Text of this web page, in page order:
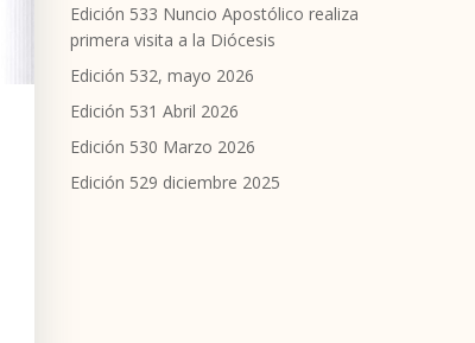
Edición 533 Nuncio Apostólico realiza
primera visita a la Diócesis
Edición 532, mayo 2026
Edición 531 Abril 2026
Edición 530 Marzo 2026
Edición 529 diciembre 2025